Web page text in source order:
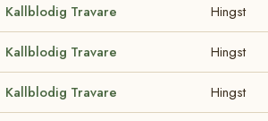
Kallblodig Travare Hingst
Kallblodig Travare Hingst
Kallblodig Travare Hingst